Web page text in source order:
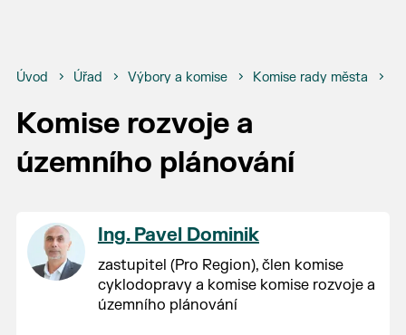
Úvod Úřad Výbory a komise Komise rady města
Komise rozvoje a
územního plánování
Ing. Pavel Dominik
zastupitel (Pro Region), člen komise
cyklodopravy a komise komise rozvoje a
územního plánování